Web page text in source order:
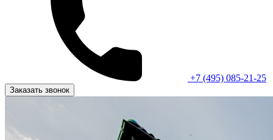
+7 (495) 085-21-25
Заказать звонок